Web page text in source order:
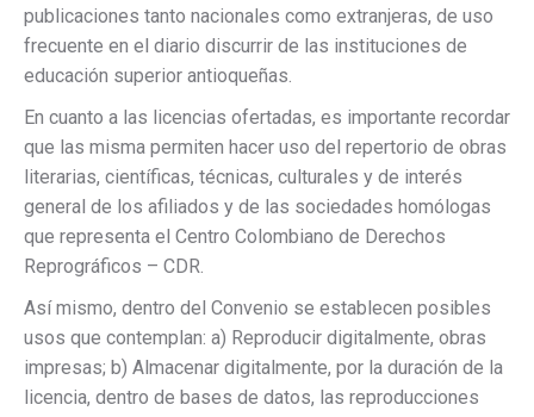
publicaciones tanto nacionales como extranjeras, de uso
frecuente en el diario discurrir de las instituciones de
educación superior antioqueñas.
En cuanto a las licencias ofertadas, es importante recordar
que las misma permiten hacer uso del repertorio de obras
literarias, científicas, técnicas, culturales y de interés
general de los afiliados y de las sociedades homólogas
que representa el Centro Colombiano de Derechos
Reprográficos – CDR.
Así mismo, dentro del Convenio se establecen posibles
usos que contemplan: a) Reproducir digitalmente, obras
impresas; b) Almacenar digitalmente, por la duración de la
licencia, dentro de bases de datos, las reproducciones